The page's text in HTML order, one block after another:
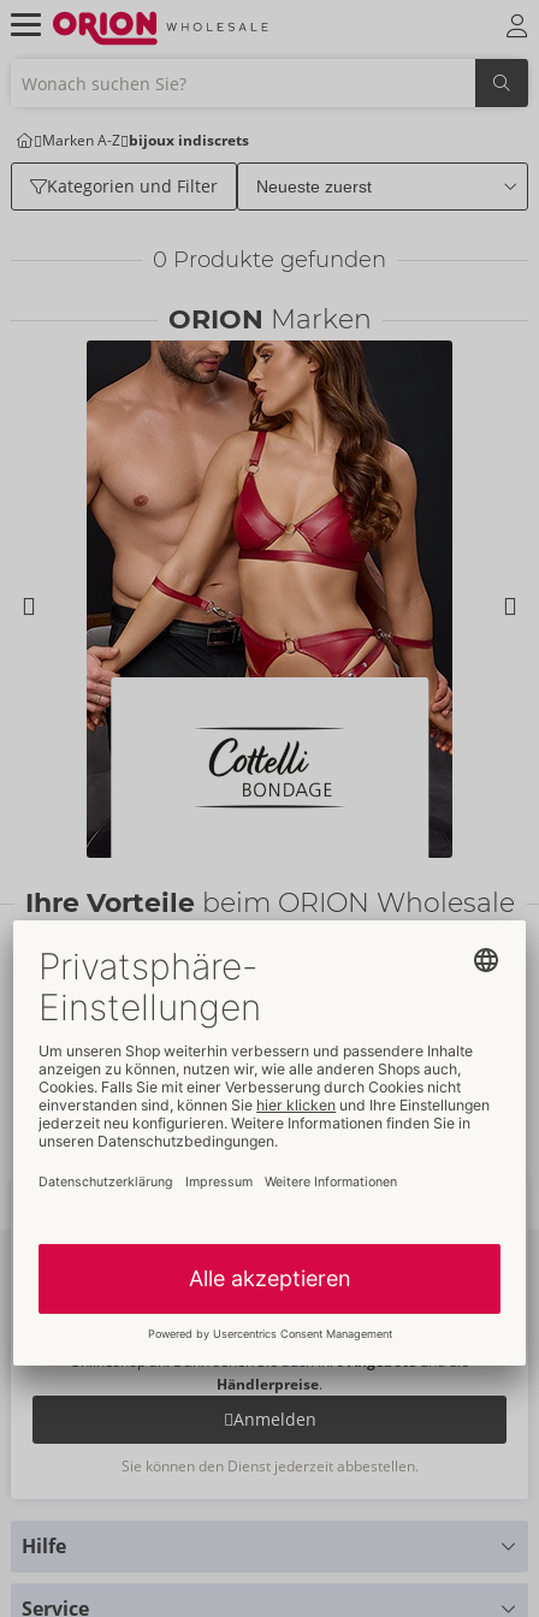
Marken A-Z bijoux indiscrets
Kategorien und Filter
0 Produkte gefunden
ORION Marken
Ihre Vorteilebeim ORION Wholesale
FairePreise
Verkaufsfördernde
Verpackungen
Kundenservice
Schnelleweltweite
Lieferung
NeueTrends
abonnieren
Um unseren Newsletter zu abonnieren, melden Sie sich bitte im
Onlineshop an. Dann sehen Sie auch IhreAngeboteund die
Händlerpreise.
Anmelden
Sie können den Dienst jederzeit abbestellen.
Hilfe
Service